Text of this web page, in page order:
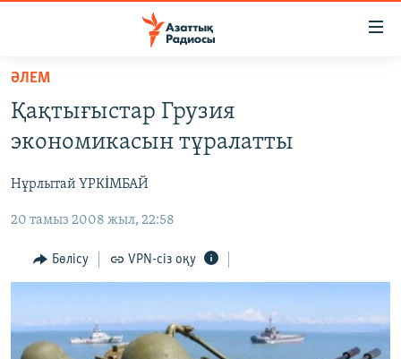
Skip
main
content
to
Navigation
САЯСАТ
ҚАҢТАР ОҚИҒАСЫ
АДАМ ҚҰҚЫҚТАРЫ
ӘЛЕУМЕТ
АРНАЙЫ ЖОБАЛАР
ӘЛЕМ
Қақтығыстар Грузия
экономикасын тұралатты
Нұрлытай ҮРКİМБАЙ
20 тамыз 2008 жыл, 22:58
Бөлісу VPN-сіз оқу